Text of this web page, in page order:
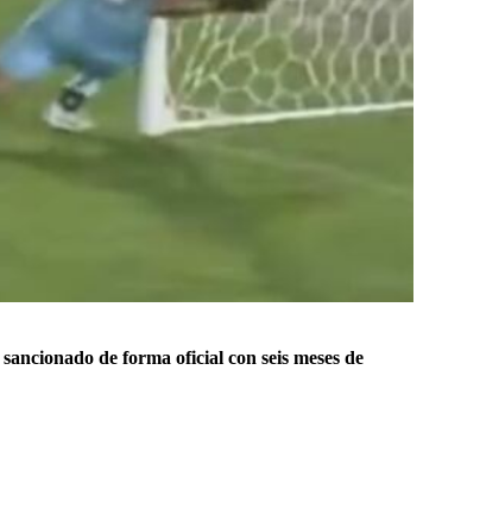
sancionado de forma oficial con seis meses de